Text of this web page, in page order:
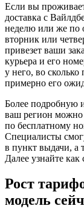
Если вы
доставка с
неделю или же по
вторник или
привезет ваши
курьера и его
у него, во сколько
примерно его
Более подробную
ваш регион можно
по бесплатному
Специалисты
в пункт выдачи, а
Далее узнайте как
Рост
модель